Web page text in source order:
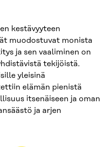
kestävyyteen
muodostuvat monista
ja sen vaaliminen on
tekijöistä.
yleisinä
elämän pienistä
itsenäiseen ja oman
ja arjen